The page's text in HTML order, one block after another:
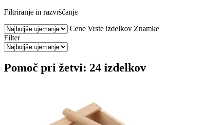
Filtriranje in razvrščanje
Cene Vrste izdelkov Znamke
Filter
Pomoč pri žetvi: 24 izdelkov